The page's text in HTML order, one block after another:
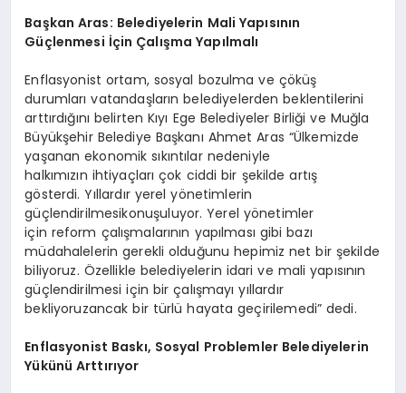
BaşkanAras: Belediyelerin Mali Yapısının
Güçlenmesi İçin Çalışma Yapılmalı
Enflasyonist ortam, sosyal bozulma ve çöküş
durumları vatandaşların belediyelerden beklentilerini
arttırdığını belirten Kıyı Ege Belediyeler Birliği ve Muğla
Büyükşehir Belediye Başkanı Ahmet Aras “Ülkemizde
yaşanan ekonomik sıkıntılar nedeniyle
halkımızın ihtiyaçları çok ciddi bir şekilde artış
gösterdi. Yıllardır yerel yönetimlerin
güçlendirilmesikonuşuluyor. Yerel yönetimler
için reform çalışmalarının yapılması gibi bazı
müdahalelerin gerekli olduğunu hepimiz net bir şekilde
biliyoruz. Özellikle belediyelerin idari ve mali yapısının
güçlendirilmesi için bir çalışmayı yıllardır
bekliyoruzancak bir türlü hayata geçirilemedi” dedi.
Enflasyonist Baskı, Sosyal Problemler Belediyelerin
Yükünü Arttırıyor